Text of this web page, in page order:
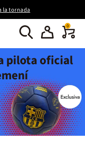
la tornada
0
pilota oficial